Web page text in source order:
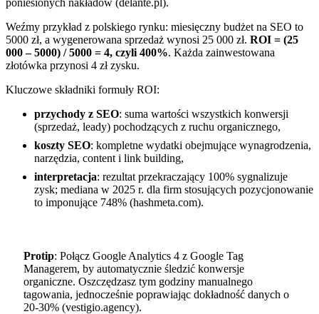
poniesionych nakładów (delante.pl).
Weźmy przykład z polskiego rynku: miesięczny budżet na SEO to
5000 zł, a wygenerowana sprzedaż wynosi 25 000 zł. ROI = (25
000 – 5000) / 5000 = 4, czyli 400%. Każda zainwestowana
złotówka przynosi 4 zł zysku.
Kluczowe składniki formuły ROI:
przychody z SEO: suma wartości wszystkich konwersji
(sprzedaż, leady) pochodzących z ruchu organicznego,
koszty SEO: kompletne wydatki obejmujące wynagrodzenia,
narzędzia, content i link building,
interpretacja: rezultat przekraczający 100% sygnalizuje
zysk; mediana w 2025 r. dla firm stosujących pozycjonowanie
to imponujące 748% (hashmeta.com).
Protip: Połącz Google Analytics 4 z Google Tag
Managerem, by automatycznie śledzić konwersje
organiczne. Oszczędzasz tym godziny manualnego
tagowania, jednocześnie poprawiając dokładność danych o
20-30% (vestigio.agency).